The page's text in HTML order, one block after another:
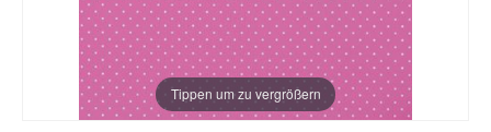
Tippen um zu vergrößern